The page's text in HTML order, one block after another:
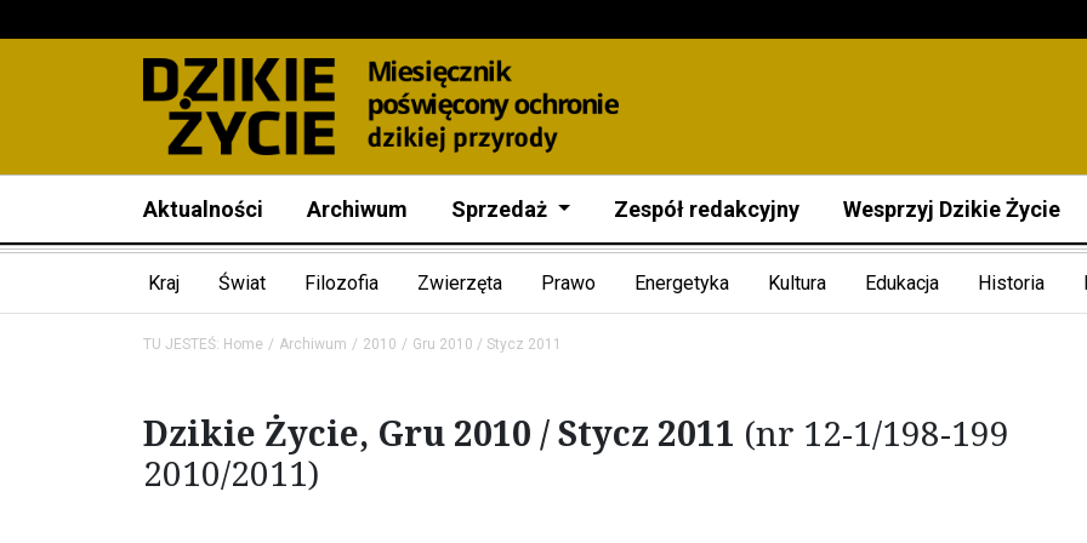
Aktualności Archiwum Sprzedaż Zespół redakcyjny Wesprzyj Dzikie Życie
Kraj Świat Filozofia Zwierzęta Prawo Energetyka Kultura Edukacja Historia
TU JESTEŚ: Home Archiwum 2010 Gru 2010 / Stycz 2011
Dzikie Życie, Gru 2010 / Stycz 2011 (nr 12-1/198-199
2010/2011)